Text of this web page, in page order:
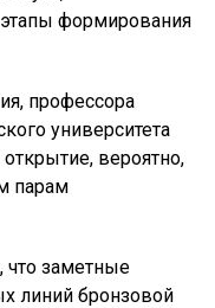
формирования
профессора
университета
вероятно,
парам
что заметные
линий бронзовой